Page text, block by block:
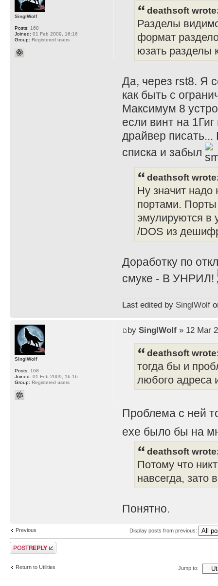
deathsoft
Разделы
формат
юзать разделы
Да, через rst8. Я
как быть с
Максимум 8
если винт на
драйвер
списка и забыл
deathsoft
Ну значит
портами.
эмулируются в
/DOS из
Доработку по
смуке - В УНРИЛ!
Last edited by SinglWolf
SinglWolf
Posts: 168
Joined: 01 Feb 2009, 16:16
Group: Registered users
by SinglWolf» 12 Mar
deathsoft
тогда бы и
любого адреса
Проблема с ней
exe было бы на
deathsoft
Потому что
навсегда, зато
Понятно.
SinglWolf
Posts: 168
Joined: 01 Feb 2009, 16:16
Group: Registered users
Previous Display posts from previous:
Post a reply
Return to Utilities Jump to: